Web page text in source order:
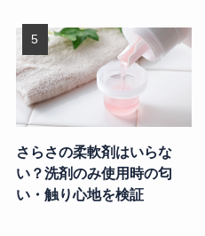
さらさの柔軟剤はいらな
い？洗剤のみ使用時の匂
い・触り心地を検証